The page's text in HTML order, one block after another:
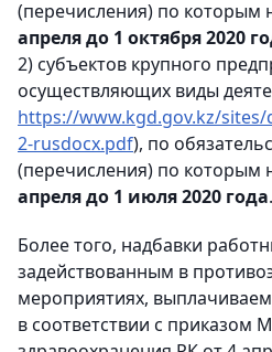
(перечисления) по которым
апреля до 1 октября 2020
2) субъектов крупного
осуществляющих виды
https://www.kgd.gov.kz/
2-rusdocx.pdf), по
(перечисления) по которым
апреля до 1 июля 2020 года.
Более того, надбавки
задействованным в
мероприятиях,
в соответствии с приказом